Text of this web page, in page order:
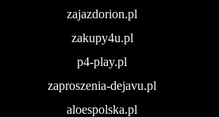
zajazdorion.pl
zakupy4u.pl
p4-play.pl
zaproszenia-dejavu.pl
aloespolska.pl